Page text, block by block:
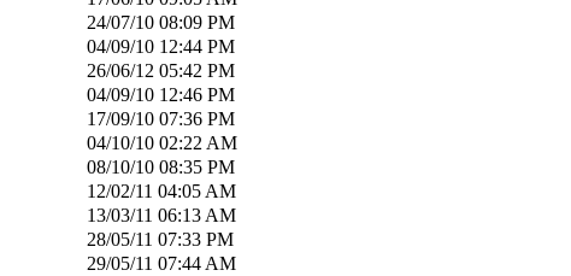
24/07/10 08:09 PM
04/09/10 12:44 PM
26/06/12 05:42 PM
04/09/10 12:46 PM
17/09/10 07:36 PM
04/10/10 02:22 AM
08/10/10 08:35 PM
12/02/11 04:05 AM
13/03/11 06:13 AM
28/05/11 07:33 PM
29/05/11 07:44 AM